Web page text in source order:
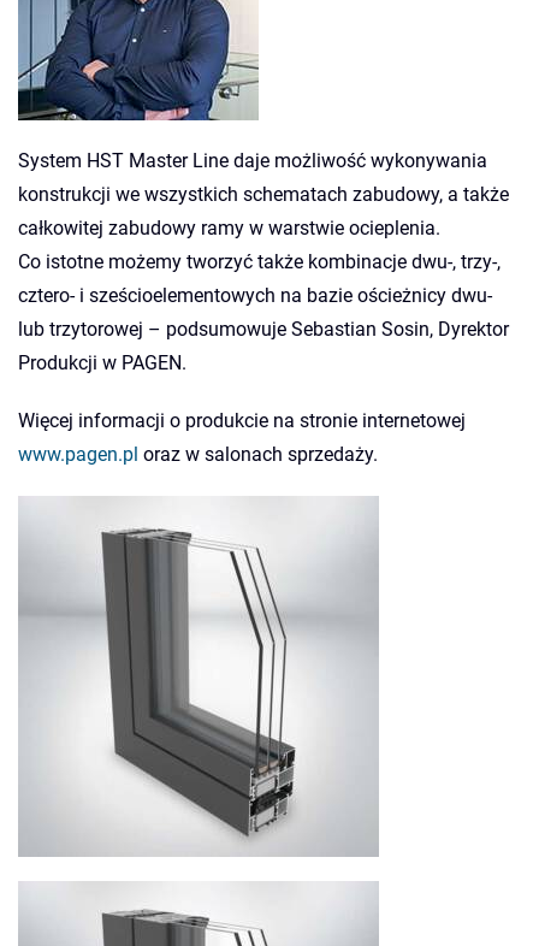
System HST Master Line daje możliwość wykonywania
konstrukcji we wszystkich schematach zabudowy, a także
całkowitej zabudowy ramy w warstwie ocieplenia.
Co istotne możemy tworzyć także kombinacje dwu-, trzy-,
cztero- i sześcioelementowych na bazie ościeżnicy dwu-
lub trzytorowej – podsumowuje Sebastian Sosin, Dyrektor
Produkcji w PAGEN.
Więcej informacji o produkcie na stronie internetowej
www.pagen.pl oraz w salonach sprzedaży.